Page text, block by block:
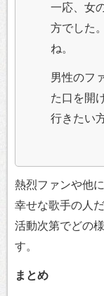
一応、女
方でした
ね。
男性のフ
た口を開
行きたい
熱烈ファンや他
幸せな歌手の人
活動次第でどの
す。
まとめ